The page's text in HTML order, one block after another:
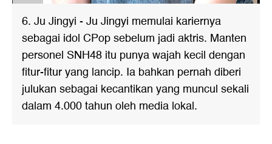
6. Ju Jingyi - Ju Jingyi memulai kariernya
sebagai idol CPop sebelum jadi aktris. Manten
personel SNH48 itu punya wajah kecil dengan
fitur-fitur yang lancip. Ia bahkan pernah diberi
julukan sebagai kecantikan yang muncul sekali
dalam 4.000 tahun oleh media lokal.